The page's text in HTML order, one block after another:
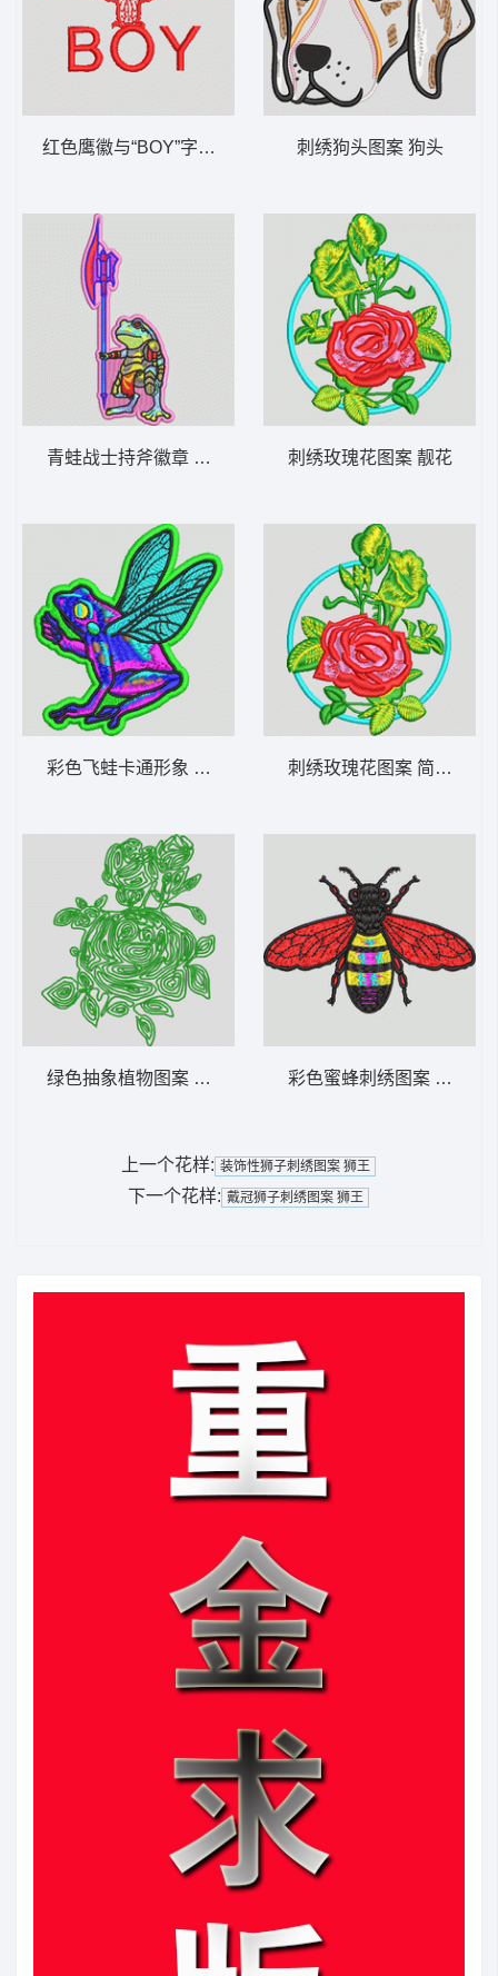
红色鹰徽与“BOY”字样 鹰boy
青蛙战士持斧徽章 青蛙
彩色飞蛙卡通形象 青蛙翅膀
绿色抽象植物图案 简单花
刺绣狗头图案 狗头
刺绣玫瑰花图案 靓花
刺绣玫瑰花图案 简单花
彩色蜜蜂刺绣图案 蜜蜂
上一个花样: 装饰性狮子刺绣图案 狮王
下一个花样: 戴冠狮子刺绣图案 狮王